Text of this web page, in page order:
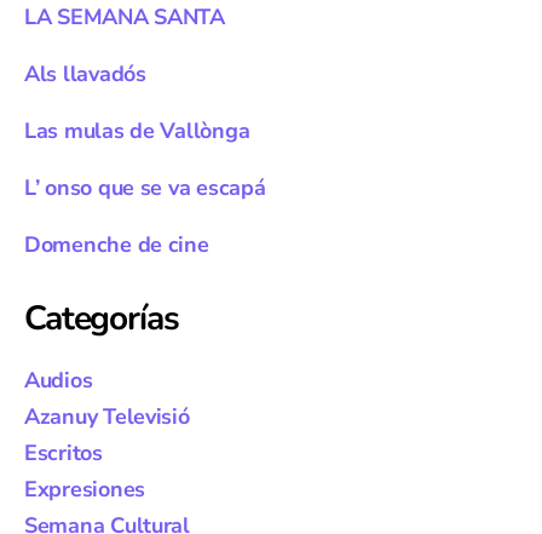
LA SEMANA SANTA
Als llavadós
Las mulas de Vallònga
L’ onso que se va escapá
Domenche de cine
Categorías
Audios
Azanuy Televisió
Escritos
Expresiones
Semana Cultural